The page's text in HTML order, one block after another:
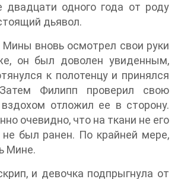
одного года от роду
дьявол.
вновь осмотрел свои руки
он был доволен увиденным,
к полотенцу и принялся
Филипп проверил свою
отложил ее в сторону.
очевидно, что на ткани не его
не был ранен. По крайней мере,
Мине.
и девочка подпрыгнула от